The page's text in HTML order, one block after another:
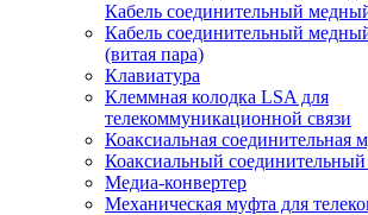
Кабель соединительный
Кабель соединительный
(витая пара)
Клавиатура
Клеммная колодка LSA для
телекоммуникационной связи
Коаксиальная соединительная
Коаксиальный соединительный
Медиа-конвертер
Механическая муфта для